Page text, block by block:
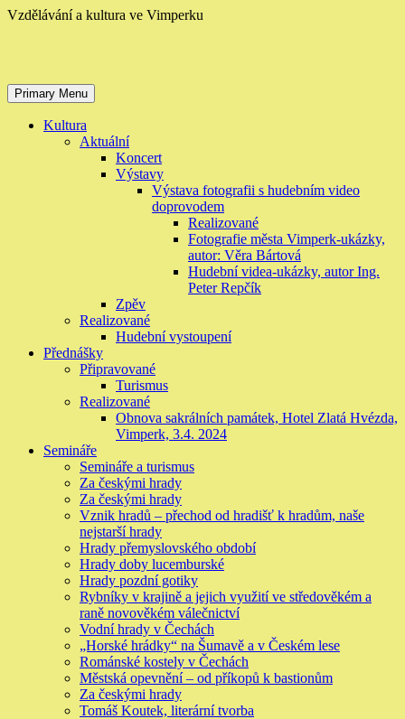
Skip
Vzdělávání a kultura ve Vimperku
Primary Menu
Kultura
Aktuální
Koncert
Výstavy
Výstava fotografii s hudebním video
doprovodem
Realizované
Fotografie města Vimperk-ukázky,
autor: Věra Bártová
Hudební videa-ukázky, autor Ing.
Peter Repčík
Zpěv
Realizované
Hudební vystoupení
Přednášky
Připravované
Turismus
Realizované
Obnova sakrálních památek, Hotel Zlatá Hvézda,
Vimperk, 3.4. 2024
Semináře
Semináře a turismus
Za českými hrady
Za českými hrady
Vznik hradů – přechod od hradišť k hradům, naše
nejstarší hrady
Hrady přemyslovského období
Hrady doby lucemburské
Hrady pozdní gotiky
Rybníky v krajině a jejich využití ve středověkém a
raně novověkém válečnictví
Vodní hrady v Čechách
„Horské hrádky“ na Šumavě a v Českém lese
Románské kostely v Čechách
Městská opevnění – od příkopů k bastionům
Za českými hrady
Tomáš Koutek, literární tvorba